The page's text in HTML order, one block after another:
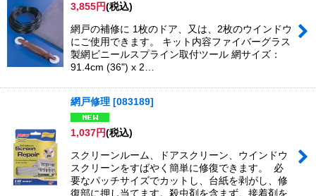
3,855円(税込)
網戸の補修に 1枚のドア、又は、2枚のウインドウ
にご使用できます。 キット内容ファイバーグラス
製網ビニールスプライン取付ツール 網サイズ：
91.4cm (36") x 2…
網戸修理 [083189]
1,037円(税込)
スクリーンルーム、ドアスクリーン、ウインドウ
スクリーンをすばやく簡単に修復できます。 必
要なパッチサイズでカットし、台紙を剥がし、修
復部に押し当てます。殺虫剤を含まず、接着剤を